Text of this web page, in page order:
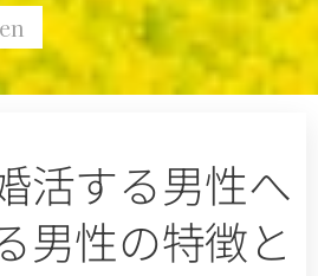
活する男性へ
男性の特徴と